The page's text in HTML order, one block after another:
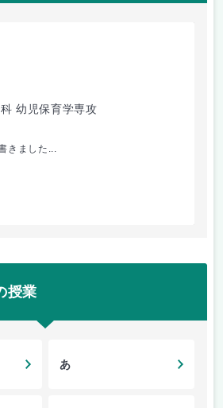
幼児保育学専攻
きました...
授業
あ